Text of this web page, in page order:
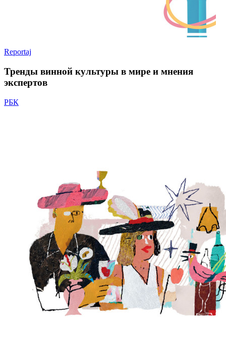
Reportaj
Тренды винной культуры в мире и мнения
экспертов
РБК